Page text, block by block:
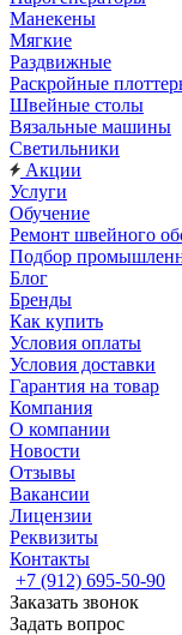
Манекены
Мягкие
Раздвижные
Раскройные
Швейные столы
Вязальные машины
Светильники
Акции
Услуги
Обучение
Ремонт швейного
Подбор
Блог
Бренды
Как купить
Условия оплаты
Условия доставки
Гарантия на товар
Компания
О компании
Новости
Отзывы
Вакансии
Лицензии
Реквизиты
Контакты
+7 (912) 695-50-90
Заказать звонок
Задать вопрос